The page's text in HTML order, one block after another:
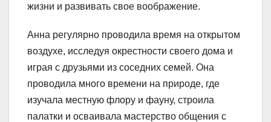
жизни и развивать свое воображение.
Анна регулярно проводила время на открытом
воздухе, исследуя окрестности своего дома и
играя с друзьями из соседних семей. Она
проводила много времени на природе, где
изучала местную флору и фауну, строила
палатки и осваивала мастерство общения с